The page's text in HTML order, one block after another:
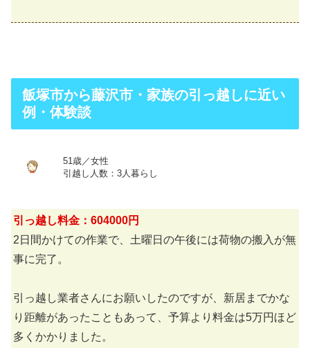
飯塚市から藤沢市・家族の引っ越しに近い
例・体験談
51歳／女性
引越し人数：3人暮らし
引っ越し料金：604000円
2日間かけての作業で、土曜日の午後には荷物の搬入が無
事に完了。
引っ越し業者さんにお願いしたのですが、新居までかな
り距離があったこともあって、予算より料金は5万円ほど
多くかかりました。